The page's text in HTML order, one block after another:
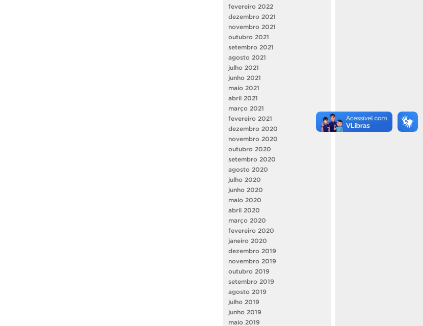
fevereiro 2022
dezembro 2021
novembro 2021
outubro 2021
setembro 2021
agosto 2021
julho 2021
junho 2021
maio 2021
abril 2021
março 2021
fevereiro 2021
dezembro 2020
novembro 2020
outubro 2020
setembro 2020
agosto 2020
julho 2020
junho 2020
maio 2020
abril 2020
março 2020
fevereiro 2020
janeiro 2020
dezembro 2019
novembro 2019
outubro 2019
setembro 2019
agosto 2019
julho 2019
junho 2019
maio 2019